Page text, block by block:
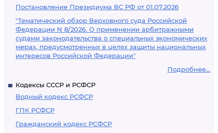
Постановление Президиума ВС РФ от 01.07.2026
"Тематический обзор Верховного суда Российской
Федерации N 8/2026. О применении арбитражными
судами законодательства о специальных экономических
мерах, предусмотренных в целях защиты национальных
интересов Российской Федерации"
Подробнее...
Кодексы СССР и РСФСР
Водный кодекс РСФСР
ГПК РСФСР
Гражданский кодекс РСФСР